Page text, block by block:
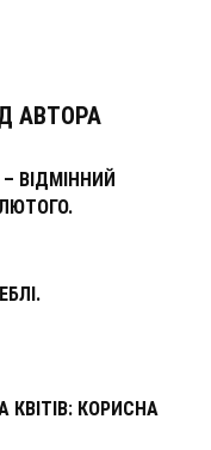
АВТОРА
ВІДМІННИЙ
КОРИСНА